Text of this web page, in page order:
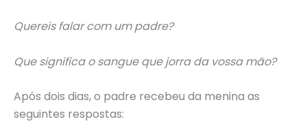
Quereis falar com um padre?
Que significa o sangue que jorra da vossa mão?
Após dois dias, o padre recebeu da menina as
seguintes respostas: